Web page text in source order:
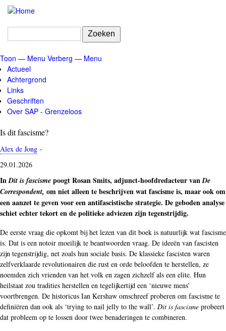
Overslaan
naar
gaan
Zoeken
Menu
Toon — Menu Verberg — Menu
Actueel
Achtergrond
Links
Geschriften
Over SAP - Grenzeloos
Is dit fascisme?
Alex de Jong -
29.01.2026
InDit is fascisme poogt Rosan Smits, adjunct-hoofdredacteur vanDe
Correspondent, om niet alleen te beschrijven wat fascisme is, maar ook om
een aanzet te geven voor een antifascistische strategie. De geboden analyse
schiet echter tekort en de politieke adviezen zijn tegenstrijdig.
De eerste vraag die opkomt bij het lezen van dit boek is natuurlijk wat fascisme
is. Dat is een notoir moeilijk te beantwoorden vraag. De ideeën van fascisten
zijn tegenstrijdig, net zoals hun sociale basis. De klassieke fascisten waren
zelfverklaarde revolutionairen die rust en orde beloofden te herstellen, ze
noemden zich vrienden van het volk en zagen zichzelf als een elite. Hun
heilstaat zou tradities herstellen en tegelijkertijd een ‘nieuwe mens’
voortbrengen. De historicus Ian Kershaw omschreef proberen om fascisme te
definiëren dan ook als ‘trying to nail jelly to the wall’. Dit is fascisme probeert
dat probleem op te lossen door twee benaderingen te combineren.